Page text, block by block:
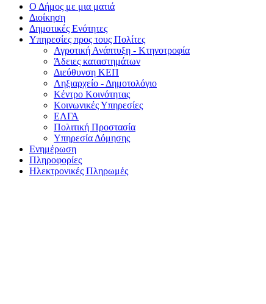
Ο Δήμος με μια ματιά
Διοίκηση
Δημοτικές Ενότητες
Υπηρεσίες προς τους Πολίτες
Αγροτική Ανάπτυξη - Κτηνοτροφία
Άδειες καταστημάτων
Διεύθυνση ΚΕΠ
Ληξιαρχείο - Δημοτολόγιο
Κέντρο Κοινότητας
Κοινωνικές Υπηρεσίες
ΕΛΓΑ
Πολιτική Προστασία
Υπηρεσία Δόμησης
Ενημέρωση
Πληροφορίες
Ηλεκτρονικές Πληρωμές